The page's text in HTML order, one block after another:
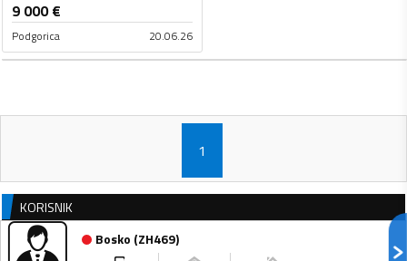
9 000€
Podgorica 20.06.26
1
KORISNIK
Bosko (ZH469)